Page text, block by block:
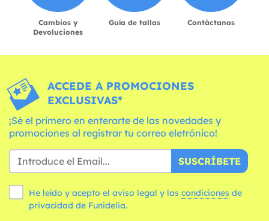
Cambios y
Devoluciones
Guía de tallas Contáctanos
ACCEDE A PROMOCIONES
EXCLUSIVAS*
¡Sé el primero en enterarte de las novedades y
promociones al registrar tu correo eletrónico!
SUSCRÍBETE
He leído y acepto el aviso legal y las condiciones
privacidad de Funidelia.